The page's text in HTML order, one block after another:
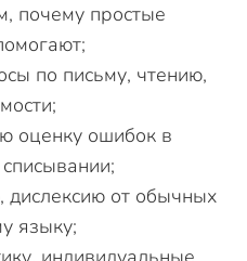
почему простые
по письму, чтению,
оценку ошибок в
дислексию от обычных
языку;